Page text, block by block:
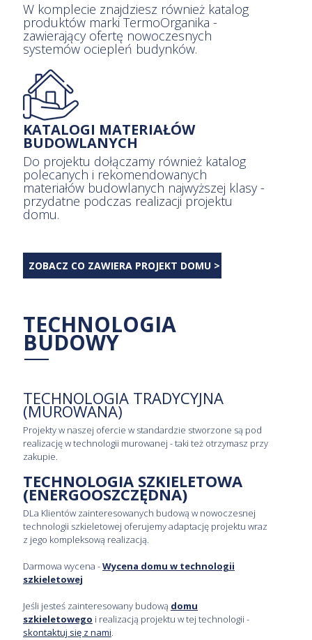
W komplecie znajdziesz również katalog
produktów marki TermoOrganika -
zawierający ofertę nowoczesnych
systemów ociepleń budynków.
KATALOGI MATERIAŁÓW
BUDOWLANYCH
Do projektu dołączamy również katalog
polecanych i rekomendowanych
materiałów budowlanych najwyższej klasy -
przydatne podczas realizacji projektu
domu.
ZOBACZ CO ZAWIERA PROJEKT DOMU >
TECHNOLOGIA
BUDOWY
TECHNOLOGIA TRADYCYJNA
(MUROWANA)
Projekty w naszej ofercie w standardzie stworzone są pod
realizację w technologii murowanej - taki też otrzymasz przy
zakupie.
TECHNOLOGIA SZKIELETOWA
(ENERGOOSZCZĘDNA)
DLa Klientów zainteresowanych budową w nowoczesnej
technologii szkieletowej oferujemy adaptację projektu wraz
z jego kompleksową realizacją.
Darmowa wycena -Wycena domu w technologii
szkieletowej
Jeśli jesteś zainteresowany budową domu
szkieletowego i realizacją projektu w tej technologii -
skontaktuj się z nami.